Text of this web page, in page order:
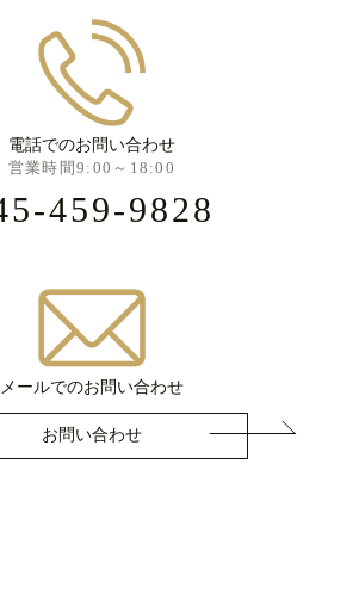
電話でのお問い合わせ
営業時間9:00～18:00
459-9828
メールでのお問い合わせ
お問い合わせ